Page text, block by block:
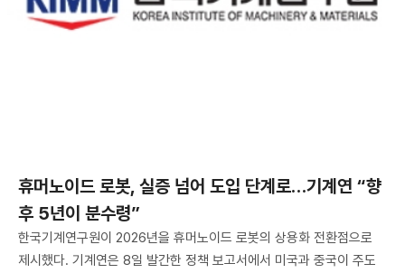
휴머노이드 로봇, 실증 넘어 도입 단계로…기계연 “향
후 5년이 분수령”
한국기계연구원이 2026년을 휴머노이드 로봇의 상용화 전환점으로
제시했다. 기계연은 8일 발간한 정책 보고서에서 미국과 중국이 주도